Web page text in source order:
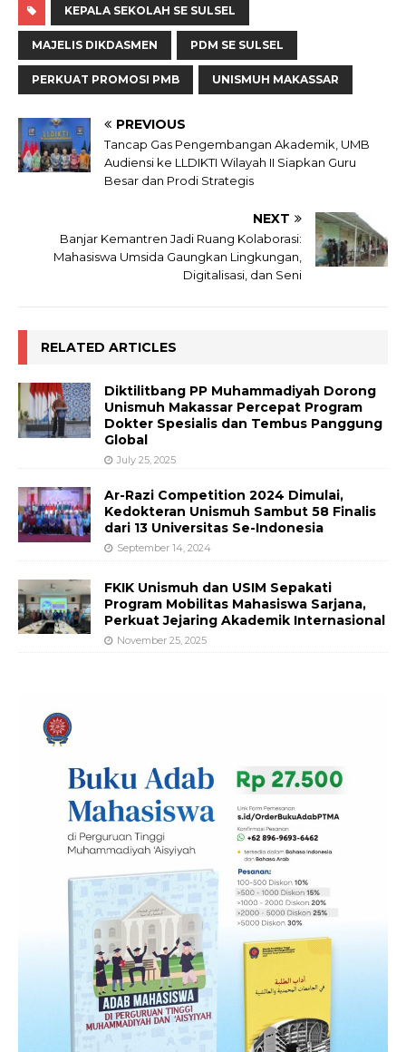
KEPALA SEKOLAH SE SULSEL
MAJELIS DIKDASMEN PDM SE SULSEL
PERKUAT PROMOSI PMB UNISMUH MAKASSAR
PREVIOUS
Tancap Gas Pengembangan Akademik, UMB
Audiensi ke LLDIKTI Wilayah II Siapkan Guru
Besar dan Prodi Strategis
NEXT
Banjar Kemantren Jadi Ruang Kolaborasi:
Mahasiswa Umsida Gaungkan Lingkungan,
Digitalisasi, dan Seni
RELATED ARTICLES
Diktilitbang PP Muhammadiyah Dorong
Unismuh Makassar Percepat Program
Dokter Spesialis dan Tembus Panggung
Global
July 25, 2025
Ar-Razi Competition 2024 Dimulai,
Kedokteran Unismuh Sambut 58 Finalis
dari 13 Universitas Se-Indonesia
September 14, 2024
FKIK Unismuh dan USIM Sepakati
Program Mobilitas Mahasiswa Sarjana,
Perkuat Jejaring Akademik Internasional
November 25, 2025